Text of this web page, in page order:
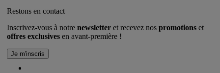
Restons en contact
Inscrivez-vous à notre newsletter et recevez nos promotions et
offres exclusives en avant-première !